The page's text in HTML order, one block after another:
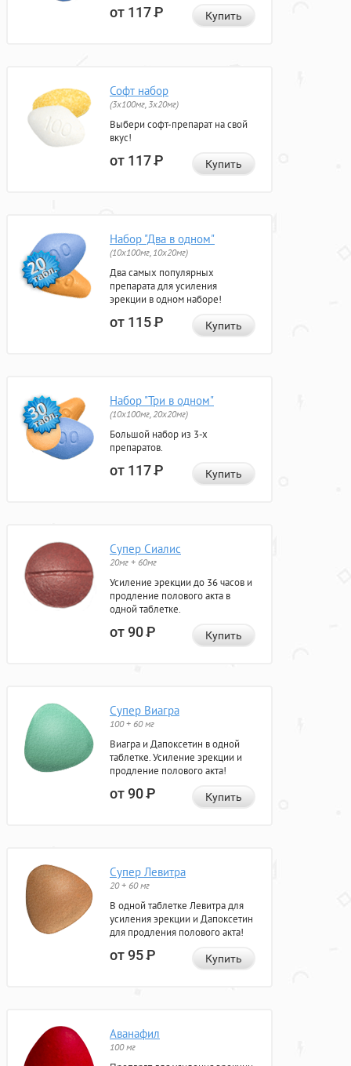
от 117Р Купить
Софт набор
(3x100мг, 3x20мг)
Выбери софт-препарат на свой
вкус!
от 117Р Купить
Набор "Два в одном"
(10x100мг, 10x20мг)
Два самых популярных
препарата для усиления
эрекции в одном наборе!
от 115Р Купить
Набор "Три в одном"
(10x100мг, 20x20мг)
Большой набор из 3-х
препаратов.
от 117Р Купить
Супер Сиалис
20мг + 60мг
Усиление эрекции до 36 часов и
продление полового акта в
одной таблетке.
от 90Р Купить
Супер Виагра
100 + 60 мг
Виагра и Дапоксетин в одной
таблетке. Усиление эрекции и
продление полового акта!
от 90Р Купить
Супер Левитра
20 + 60 мг
В одной таблетке Левитра для
усиления эрекции и Дапоксетин
для продления полового акта!
от 95Р Купить
Аванафил
100 мг